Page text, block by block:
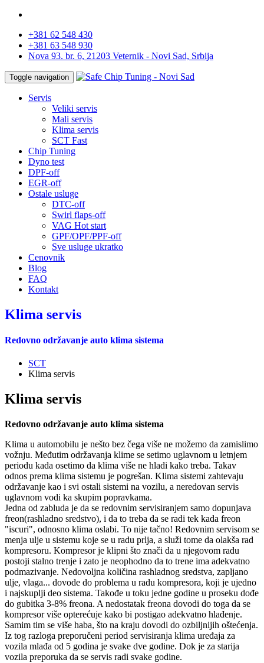
+381 62 548 430
+381 63 548 930
Nova 93. br. 6, 21203 Veternik - Novi Sad, Srbija
Toggle navigation
Servis
Veliki servis
Mali servis
Klima servis
SCT Fast
Chip Tuning
Dyno test
DPF-off
EGR-off
Ostale usluge
DTC-off
Swirl flaps-off
VAG Hot start
GPF/OPF/PPF-off
Sve usluge ukratko
Cenovnik
Blog
FAQ
Kontakt
Klima servis
Redovno održavanje auto klima sistema
SCT
Klima servis
Klima servis
Redovno održavanje auto klima sistema
Klima u automobilu je nešto bez čega više ne možemo da zamislimo
vožnju. Međutim održavanja klime se setimo uglavnom u letnjem
periodu kada osetimo da klima više ne hladi kako treba. Takav
odnos prema klima sistemu je pogrešan. Klima sistemi zahtevaju
održavanje kao i svi ostali sistemi na vozilu, a neredovan servis
uglavnom vodi ka skupim popravkama.
Jedna od zabluda je da se redovnim servisiranjem samo dopunjava
freon(rashladno sredstvo), i da to treba da se radi tek kada freon
"iscuri", odnosno klima oslabi. To nije tačno! Redovnim servisom se
menja ulje u sistemu koje se u radu prlja, a služi tome da olakša rad
kompresoru. Kompresor je klipni što znači da u njegovom radu
postoji stalno trenje i zato je neophodno da to trene ima adekvatno
podmazivanje. Nedovoljna količina rashladnog sredstva, zapljano
ulje, vlaga... dovode do problema u radu kompresora, koji je ujedno
i najskuplji deo sistema. Takođe u toku jedne godine u proseku dođe
do gubitka 3-8% freona. A nedostatak freona dovodi do toga da se
kompresor više opterećuje kako bi postigao adekvatno hlađenje.
Samim tim se više haba, što na kraju dovodi do ozbiljnijih oštećenja.
Iz tog razloga preporučeni period servisiranja klima uređaja za
vozila mlađa od 5 godina je svake dve godine. Dok je za starija
vozila preporuka da se servis radi svake godine.